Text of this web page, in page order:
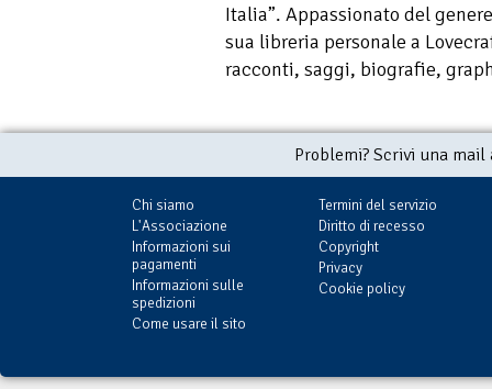
Italia”. Appassionato del
sua libreria personale a
racconti, saggi, biografie,
Problemi? Scrivi una
Chi siamo
L'Associazione
Informazioni sui
pagamenti
Informazioni sulle
spedizioni
Come usare il sito
Termini del servizio
Diritto di recesso
Copyright
Privacy
Cookie policy